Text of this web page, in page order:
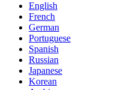
English
French
German
Portuguese
Spanish
Russian
Japanese
Korean